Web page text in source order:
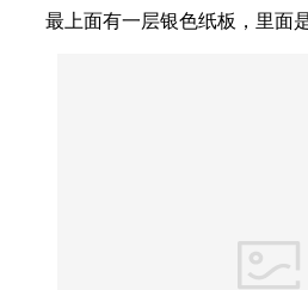
最上面有一层银色纸板，里面